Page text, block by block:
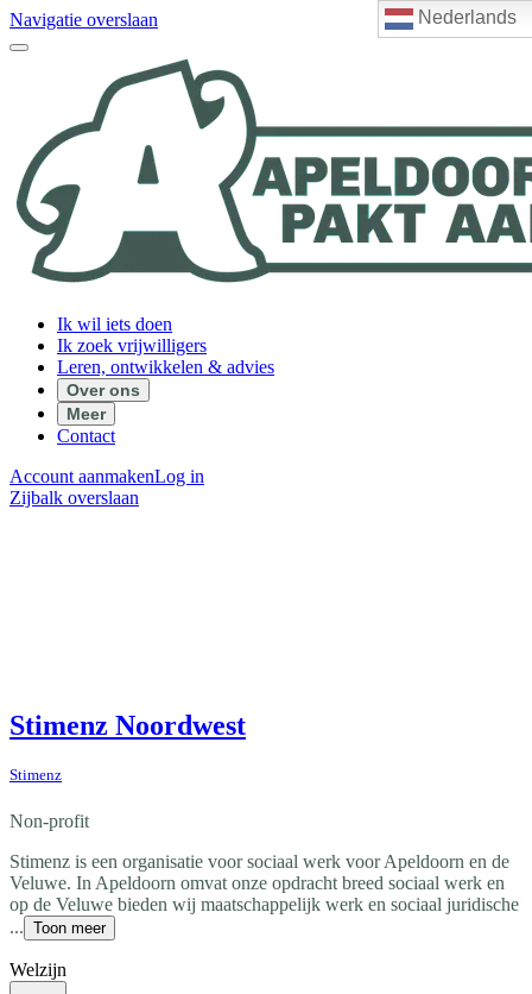
Nederlands
Navigatie overslaan
Ik wil iets doen
Ik zoek vrijwilligers
Leren, ontwikkelen & advies
Over ons
Meer
Contact
Account aanmakenLog in
Zijbalk overslaan
Stimenz Noordwest
Stimenz
Non-profit
Stimenz is een organisatie voor sociaal werk voor Apeldoorn en de
Veluwe. In Apeldoorn omvat onze opdracht breed sociaal werk en
op de Veluwe bieden wij maatschappelijk werk en sociaal juridische
... Toon meer
Welzijn